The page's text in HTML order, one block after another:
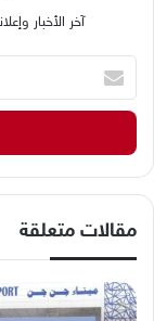
آخر الأخبار
ي
ك
ا
إ
ت
ر
مقالات متعلقة